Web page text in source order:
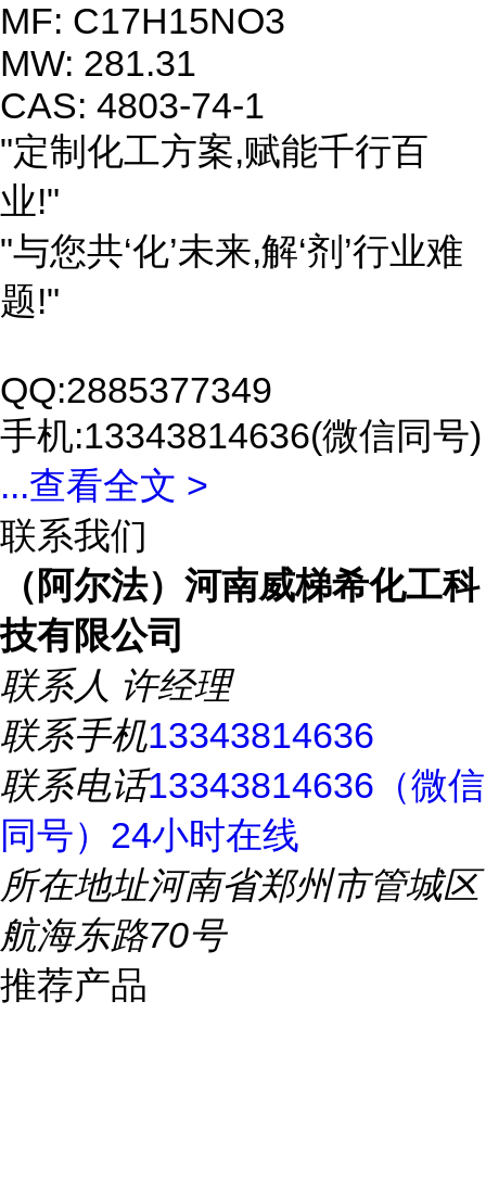
MF: C17H15NO3
MW: 281.31
CAS: 4803-74-1
"定制化工方案,赋能千行百
业!"
"与您共‘化’未来,解‘剂’行业难
题!"
QQ:2885377349
手机:13343814636(微信同号)
...查看全文 >
联系我们
（阿尔法）河南威梯希化工科
技有限公司
联系人 许经理
联系手机13343814636
联系电话13343814636（微信
同号）24小时在线
所在地址河南省郑州市管城区
航海东路70号
推荐产品